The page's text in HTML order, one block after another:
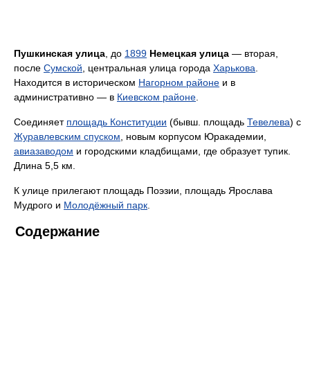
Пушкинская улица , до 1899 Немецкая улица — вторая,
после Сумской , центральная улица города Харькова
Находится в историческом Нагорном районе и в
административно — в Киевском районе
Соединяет площадь Конституции (бывш. площадь Тевелева) с
Журавлевским спуском , новым корпусом Юракадемии,
авиазаводом и городскими кладбищами, где образует тупик.
Длина 5,5 км.
К улице прилегают площадь Поэзии, площадь Ярослава
Мудрого и Молодёжный парк
Содержание